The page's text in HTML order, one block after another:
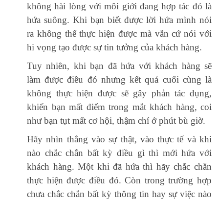
không hài lòng với môi giới đang hợp tác đó là
hứa suông. Khi bạn biết được lời hứa mình nói
ra không thể thực hiện được mà vẫn cứ nói với
hi vọng tạo được sự tin tưởng của khách hàng.
Tuy nhiên, khi bạn đã hứa với khách hàng sẽ
làm được điều đó nhưng kết quả cuối cùng là
không thực hiện được sẽ gây phản tác dụng,
khiến bạn mất điểm trong mắt khách hàng, coi
như bạn tụt mất cơ hội, thậm chí ở phút bù giờ.
Hãy nhìn thẳng vào sự thật, vào thực tế và khi
nào chắc chắn bất kỳ điều gì thì mới hứa với
khách hàng. Một khi đã hứa thì hãy chắc chắn
thực hiện được điều đó. Còn trong trường hợp
chưa chắc chắn bất kỳ thông tin hay sự việc nào